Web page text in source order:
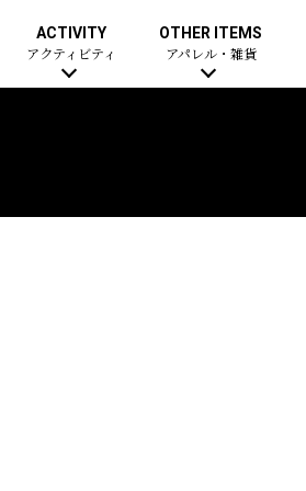
ACTIVITY
アクティビティ
OTHER ITEMS
アパレル・雑貨